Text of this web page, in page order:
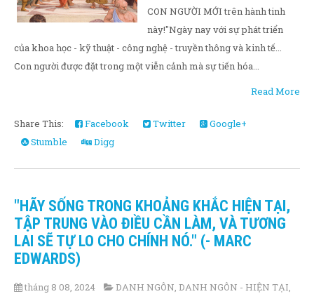
CON NGƯỜI MỚI trên hành tinh
này!"Ngày nay với sự phát triển
của khoa học - kỹ thuật - công nghệ - truyền thông và kinh tế...
Con người được đặt trong một viễn cảnh mà sự tiến hóa...
Read More
Share This: Facebook Twitter
Google+
Stumble
Digg
"HÃY SỐNG TRONG KHOẢNG KHẮC HIỆN TẠI,
TẬP TRUNG VÀO ĐIỀU CẦN LÀM, VÀ TƯƠNG
LAI SẼ TỰ LO CHO CHÍNH NÓ." (- MARC
EDWARDS)
tháng 8 08, 2024 DANH NGÔN, DANH NGÔN - HIỆN TẠI,